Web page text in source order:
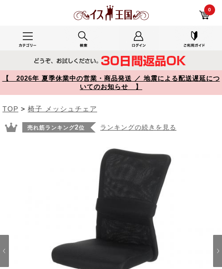
0
【 2026年 夏季休業中の営業・商品発送 ／ 地震による配送遅延につ
いてのお知らせ 】
TOP > 椅子 メッシュチェア
売れ筋ランキング2位 ランキングの続きを見る